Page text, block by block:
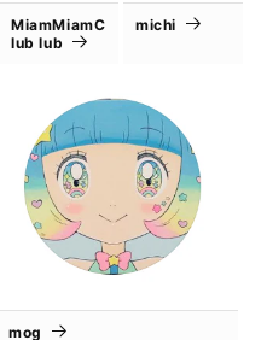
MiamMiamC
lub lub
michi
mog